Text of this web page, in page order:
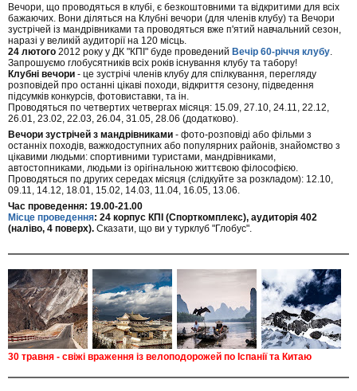
Вечори, що проводяться в клубі, є безкоштовними та відкритими для всіх
бажаючих. Вони діляться на Клубні вечори (для членів клубу) та Вечори
зустрічей із мандрівниками та проводяться вже п'ятий навчальний сезон,
наразі у великій аудиторії на 120 місць.
24 лютого 2012 року у ДК "КПІ" буде проведений Вечір 60-річчя клубу.
Запрошуємо глобусятників всіх років існування клубу та табору!
Клубні вечори - це зустрічі членів клубу для спілкування, перегляду
розповідей про останні цікаві походи, відкриття сезону, підведення
підсумків конкурсів, фотовиставки, та ін.
Проводяться по четвертих четвергах місяця: 15.09, 27.10, 24.11, 22.12,
26.01, 23.02, 22.03, 26.04, 31.05, 28.06 (додатково).
Вечори зустрічей з мандрівниками - фото-розповіді або фільми з
останніх походів, важкодоступних або популярних районів, знайомство з
цікавими людьми: спортивними туристами, мандрівниками,
автостопниками, людьми із орігінальною життєвою філософією.
Проводяться по других середах місяця (слідкуйте за розкладом): 12.10,
09.11, 14.12, 18.01, 15.02, 14.03, 11.04, 16.05, 13.06.
Час проведення: 19.00-21.00
Місце проведення: 24 корпус КПІ (Спорткомплекс), аудиторія 402
(наліво, 4 поверх). Сказати, що ви у турклуб "Глобус".
30 травня - свіжі враження із велоподорожей по Іспанії та Китаю